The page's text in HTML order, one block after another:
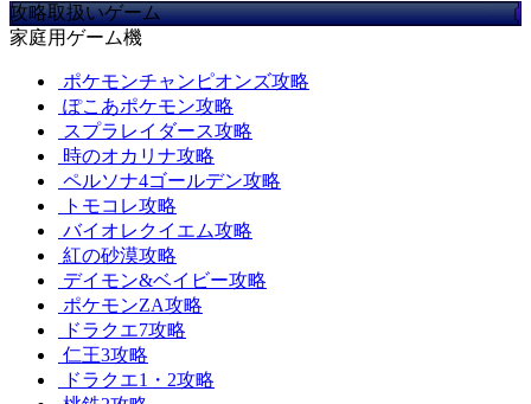
攻略取扱いゲーム
家庭用ゲーム機
ポケモンチャンピオンズ攻略
ぽこあポケモン攻略
スプラレイダース攻略
時のオカリナ攻略
ペルソナ4ゴールデン攻略
トモコレ攻略
バイオレクイエム攻略
紅の砂漠攻略
デイモン&ベイビー攻略
ポケモンZA攻略
ドラクエ7攻略
仁王3攻略
ドラクエ1・2攻略